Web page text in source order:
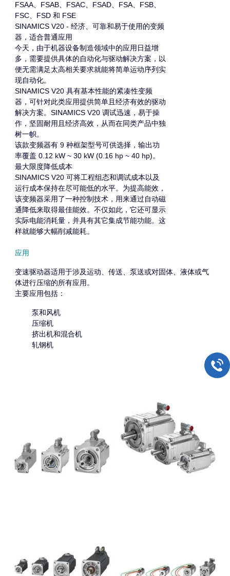
FSAA、FSAB、FSAC、FSAD、FSA、FSB、
FSC、FSD 和 FSE
SINAMICS V20 - 经济、可靠和易于使用的变频
器，适合普通应用
今天，由于机器设备制造领域中的应用日益增
多，需要提供具体的自动化与驱动解决方案，以
便无需满足太高相关要求就能将简单运动序列实
现自动化。
SINAMICS V20 具有基本性能的紧凑性变频
器，可针对此类应用提供简单且经济有效的驱动
解决方案。SINAMICS V20 调试迅速，易于操
作，坚固耐用且经济高效，从而在同类产品中独
树一帜。
该款变频器有 9 种框架型号可供选择，输出功
率覆盖 0.12 kW ~ 30 kW (0.16 hp ~ 40 hp)。
最大限度降低成本
SINAMICS V20 可将工程组态和调试成本以及
运行成本保持在尽可能低的水平。为提高能效，
该变频器采用了一种控制技术，用来通过自动磁
通降低来取得最佳能效。不仅如此，它还可显示
实际电能消耗量，并具有其它集成节能功能。这
样就能够大幅削减能耗。
应用
变速驱动器适用于涉及运动、传送、泵送或对固体、液体或气
体进行压缩的所有应用。
主要应用包括：
泵和风机
压缩机
挤出机和混合机
轧钢机